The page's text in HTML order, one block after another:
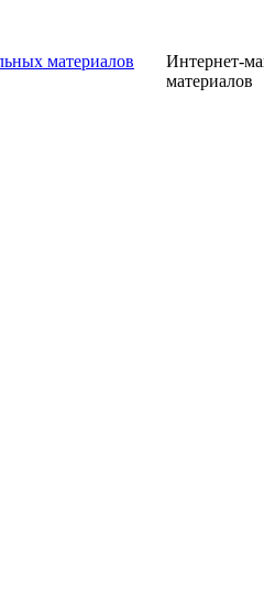
Интернет-
материалов